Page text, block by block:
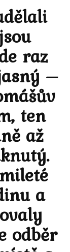
raz
–
ten
až
a
odběr